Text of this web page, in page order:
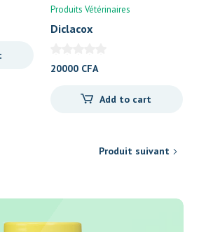
Produits Vétérinaires
Diclacox
20000 CFA
Add to cart
Produit suivant